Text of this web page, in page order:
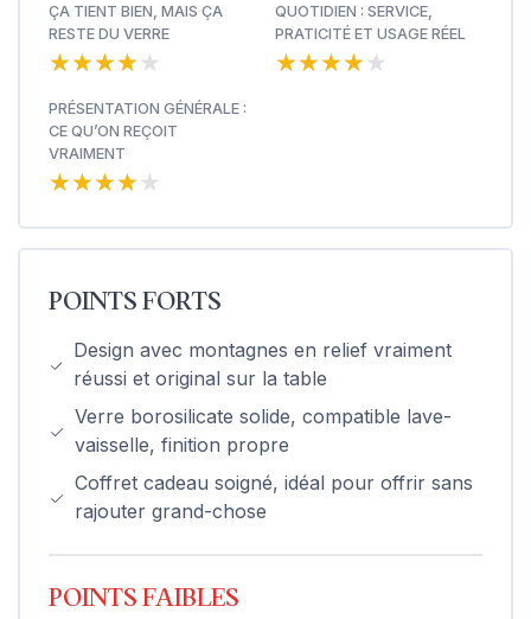
ÇA TIENT BIEN, MAIS ÇA
RESTE DU VERRE
★★★★★
★★★★★
QUOTIDIEN : SERVICE,
PRATICITÉ ET USAGE RÉEL
★★★★★
★★★★★
PRÉSENTATION GÉNÉRALE :
CE QU’ON REÇOIT
VRAIMENT
★★★★★
★★★★★
POINTS FORTS
Design avec montagnes en relief vraiment
réussi et original sur la table
Verre borosilicate solide, compatible lave-
vaisselle, finition propre
Coffret cadeau soigné, idéal pour offrir sans
rajouter grand-chose
POINTS FAIBLES